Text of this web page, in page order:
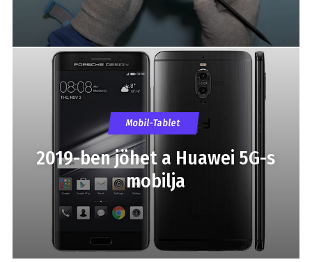
Mobil-Tablet
2019-ben jöhet a Huawei 5G-s
mobilja